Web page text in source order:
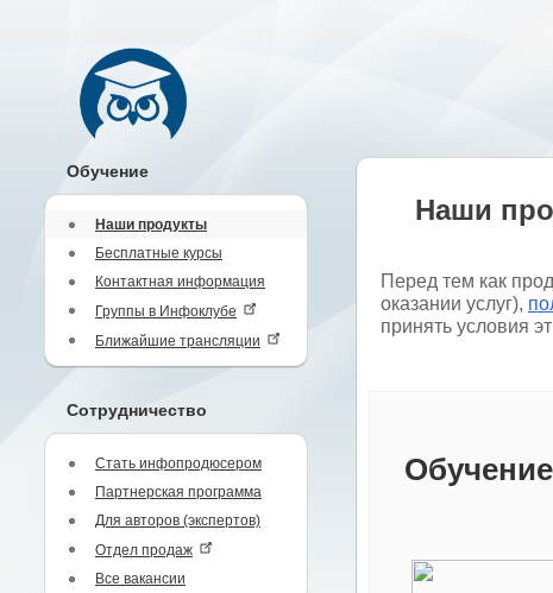
Обучение
Наши продукты
Бесплатные курсы
Контактная информация
Группы в Инфоклубе
Ближайшие трансляции
Сотрудничество
Стать инфопродюсером
Партнерская программа
Для авторов (экспертов)
Отдел продаж
Все вакансии
Наши
Перед тем как
оказании услуг),
принять условия